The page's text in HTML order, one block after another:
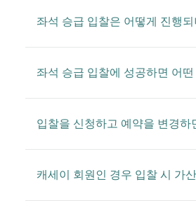
좌석 승급 입찰은 어떻게 진행
좌석 승급 입찰에 성공하면 어
입찰을 신청하고 예약을 변경하
캐세이 회원인 경우 입찰 시 가